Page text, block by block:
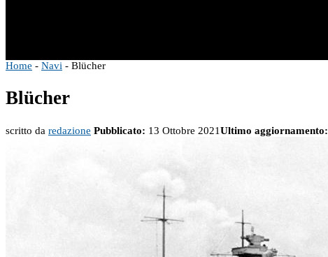
Home - Navi - Blücher
Blücher
scritto da redazione Pubblicato: 13 Ottobre 2021Ultimo aggiornamento: